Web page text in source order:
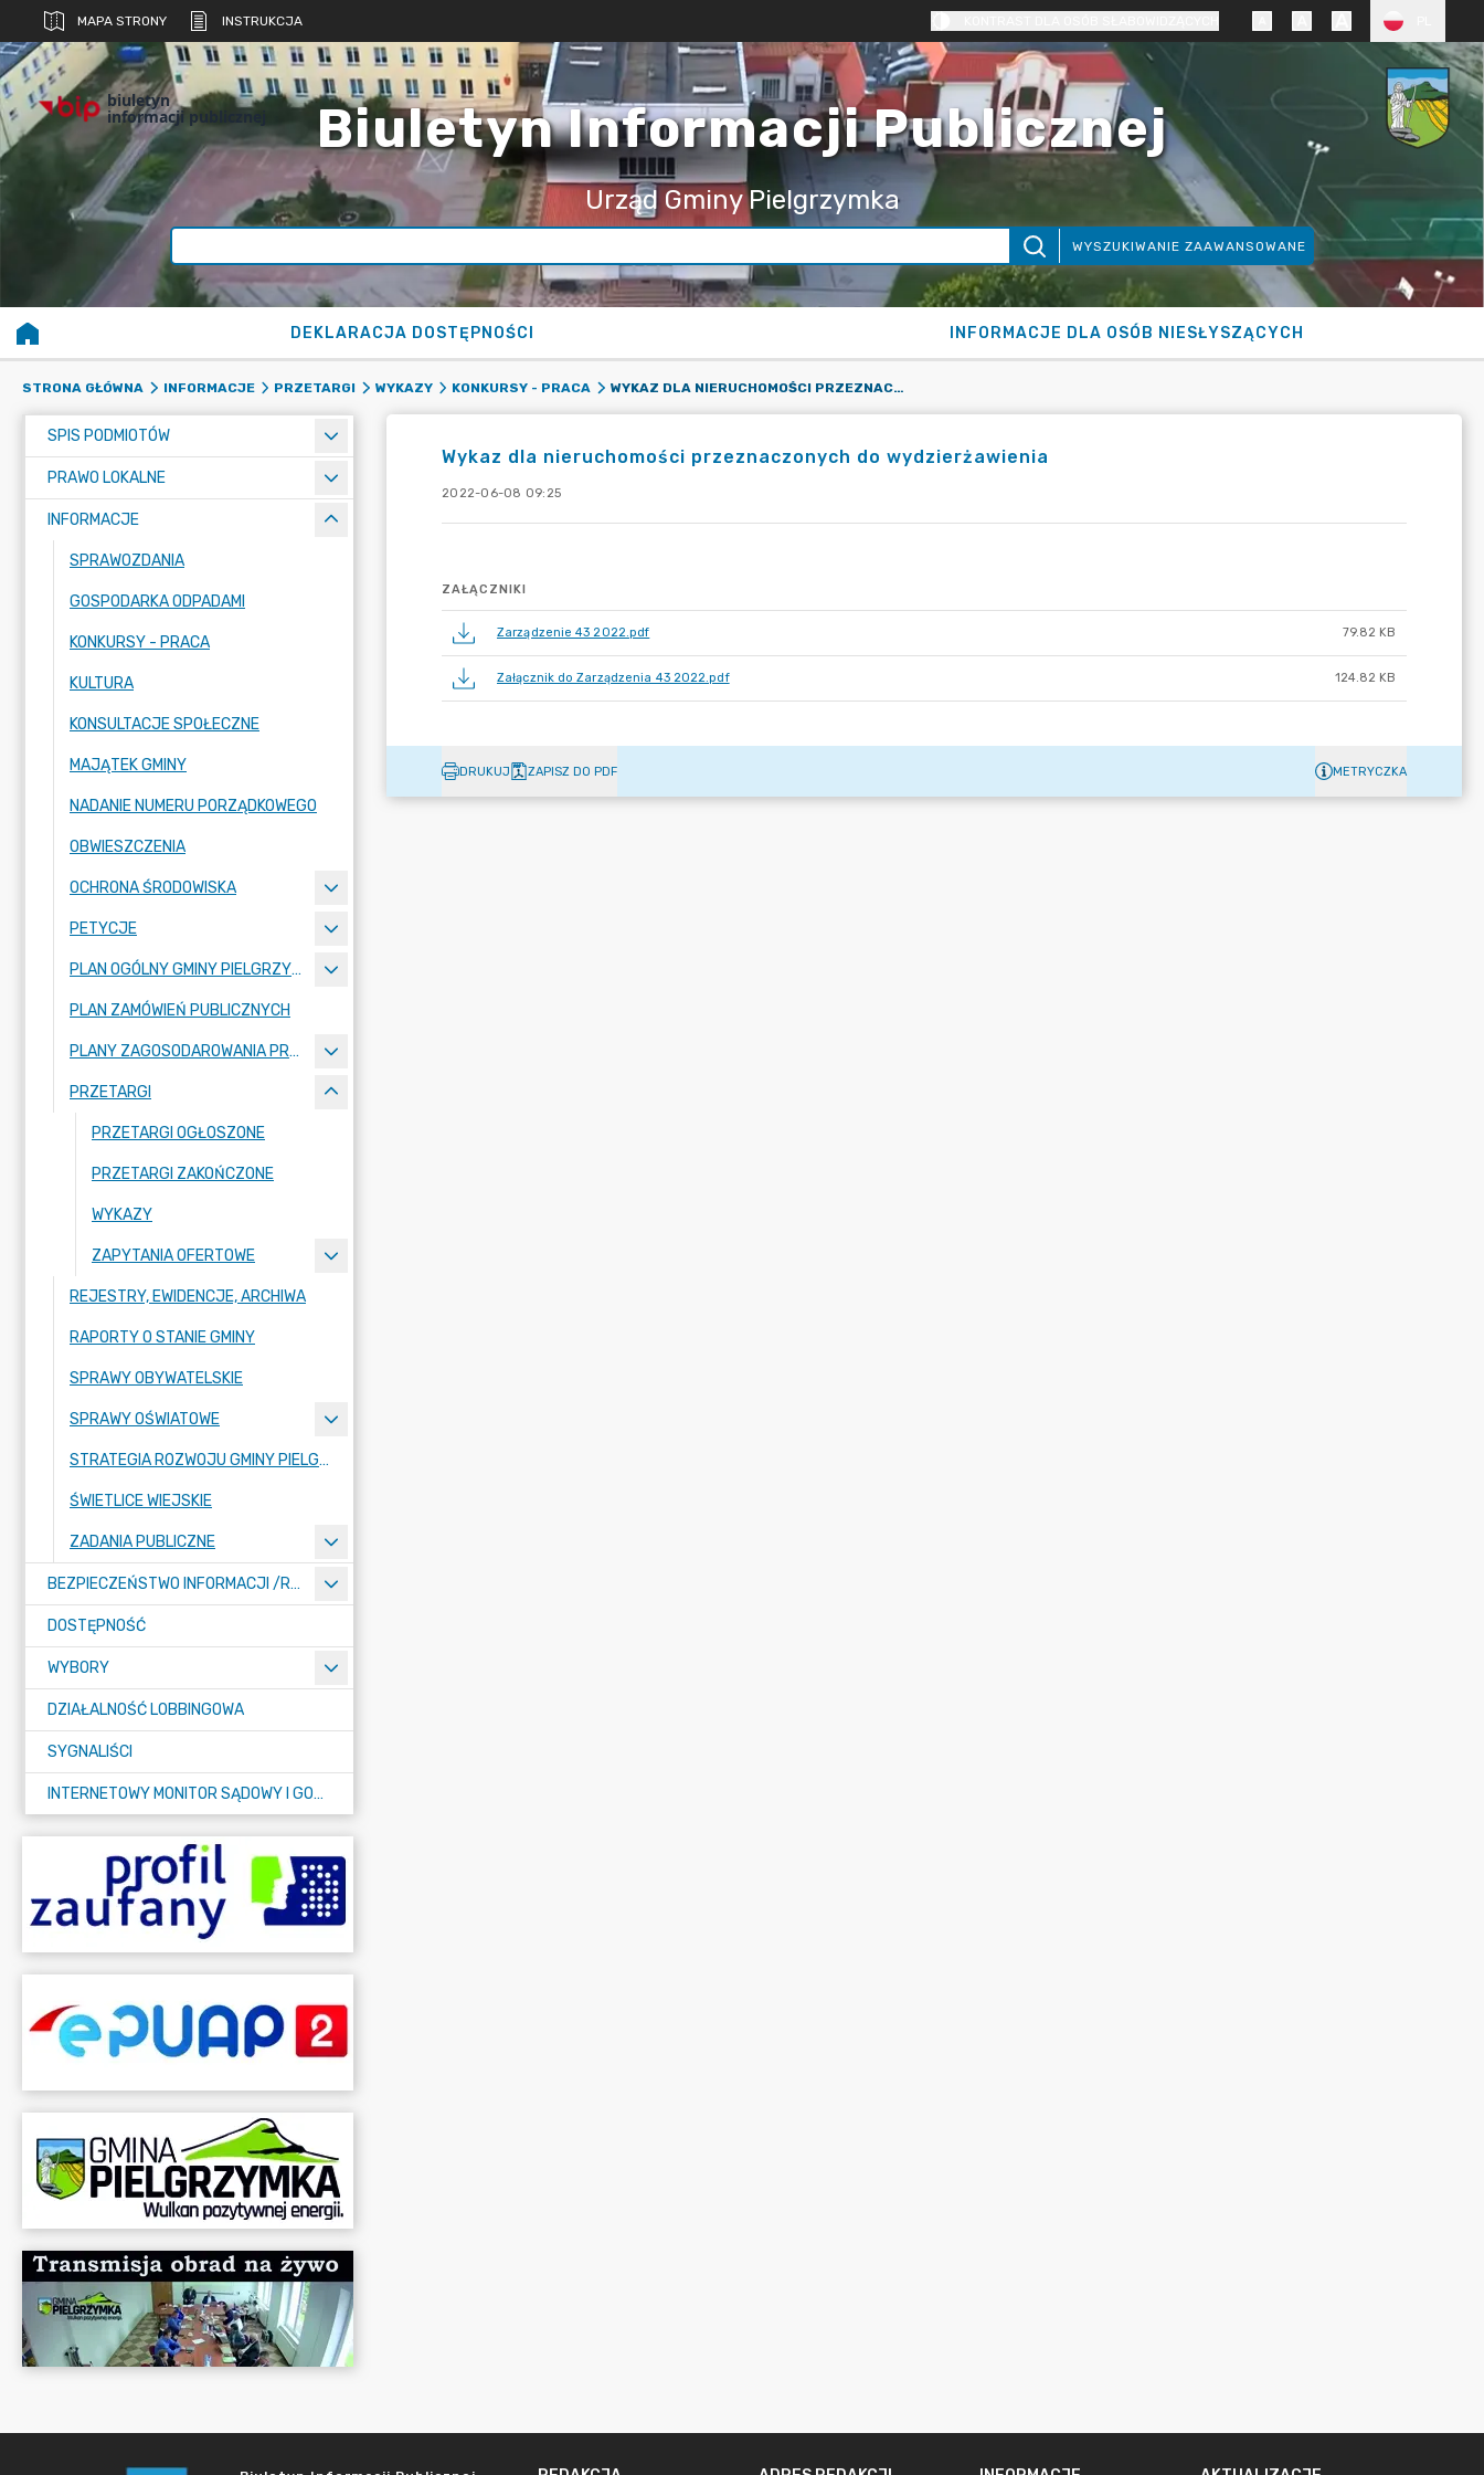
MAPA STRONY INSTRUKCJA
biuletyn
informacji publicznej Biuletyn Informacji Publicznej
Urząd Gminy Pielgrzymka
WYSZUKIWANIE ZAAWANSOWANE
DEKLARACJA DOSTĘPNOŚCI INFORMACJE DLA OSÓB NIESŁYSZĄCYCH
STRONA GŁÓWNA INFORMACJE PRZETARGI WYKAZY KONKURSY - PRACA WYKAZ DLA NIERUCHOMOŚCI PRZEZNACZONYCH DO WYDZIERŻAWIENIA
SPIS PODMIOTÓW
PRAWO LOKALNE
INFORMACJE
SPRAWOZDANIA
GOSPODARKA ODPADAMI
KONKURSY - PRACA
KULTURA
KONSULTACJE SPOŁECZNE
MAJĄTEK GMINY
NADANIE NUMERU PORZĄDKOWEGO
OBWIESZCZENIA
OCHRONA ŚRODOWISKA
PETYCJE
PLAN OGÓLNY GMINY PIELGRZYMKA
PLAN ZAMÓWIEŃ PUBLICZNYCH
PLANY ZAGOSODAROWANIA PRZESTRZENNEGO
PRZETARGI
PRZETARGI OGŁOSZONE
PRZETARGI ZAKOŃCZONE
WYKAZY
ZAPYTANIA OFERTOWE
REJESTRY, EWIDENCJE, ARCHIWA
RAPORTY O STANIE GMINY
SPRAWY OBYWATELSKIE
SPRAWY OŚWIATOWE
STRATEGIA ROZWOJU GMINY PIELGRZYMKA NA LATA 2026-2035
ŚWIETLICE WIEJSKIE
ZADANIA PUBLICZNE
BEZPIECZEŃSTWO INFORMACJI /RODO/
DOSTĘPNOŚĆ
WYBORY
DZIAŁALNOŚĆ LOBBINGOWA
SYGNALIŚCI
INTERNETOWY MONITOR SĄDOWY I GOSPODARCZY
Wykaz dla nieruchomości przeznaczonych do wydzierżawienia
2022-06-08 09:25
ZAŁĄCZNIKI
Zarządzenie 43 2022.pdf 79.82 KB
Załącznik do Zarządzenia 43 2022.pdf 124.82 KB
DRUKUJ ZAPISZ DO PDF METRYCZKA